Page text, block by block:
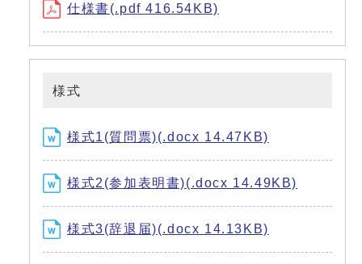
仕様書(.pdf 416.54KB)
様式
様式1(質問票)(.docx 14.47KB)
様式2(参加表明書)(.docx 14.49KB)
様式3(辞退届)(.docx 14.13KB)